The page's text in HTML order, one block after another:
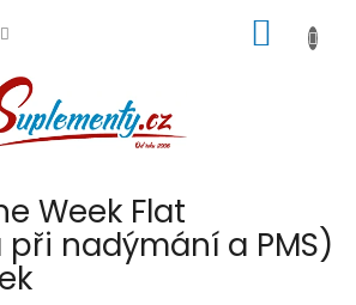
KOŠÍK
Week Flat
nadýmání a PMS)